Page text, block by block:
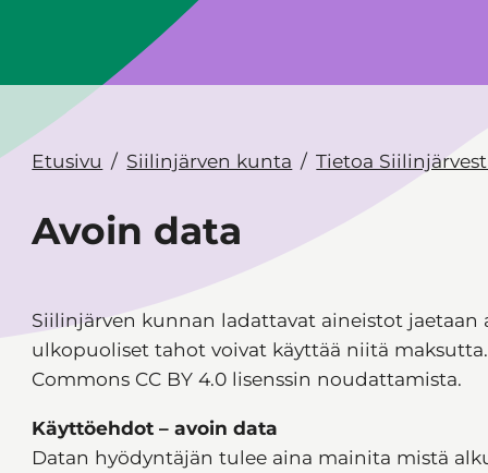
Etusivu Siilinjärven kunta Tietoa
Avoin data
Siilinjärven kunnan ladattavat aineistot jaetaan
ulkopuoliset tahot voivat käyttää niitä
Commons CC BY 4.0 lisenssin noudattamista.
Käyttöehdot – avoin data
Datan hyödyntäjän tulee aina mainita mistä